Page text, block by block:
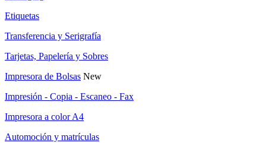
Etiquetas
Transferencia y Serigrafía
Tarjetas, Papelería y Sobres
Impresora de Bolsas New
Impresión - Copia - Escaneo - Fax
Impresora a color A4
Automoción y matrículas